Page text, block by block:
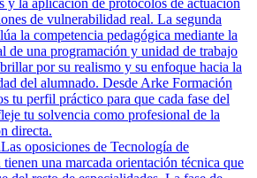
y la aplicación de protocolos de actuación
de vulnerabilidad real. La segunda
la competencia pedagógica mediante la
de una programación y unidad de trabajo
por su realismo y su enfoque hacia la
del alumnado. Desde Arke Formación
tu perfil práctico para que cada fase del
tu solvencia como profesional de la
directa.
Las oposiciones de Tecnología de
tienen una marcada orientación técnica que